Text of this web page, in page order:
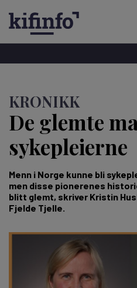
hovedinnhold
KRONIKK
De glemte
sykepleierne
Menn i Norge kunne bli
men disse pionerenes
blitt glemt, skriver Kristin
Fjelde Tjelle.